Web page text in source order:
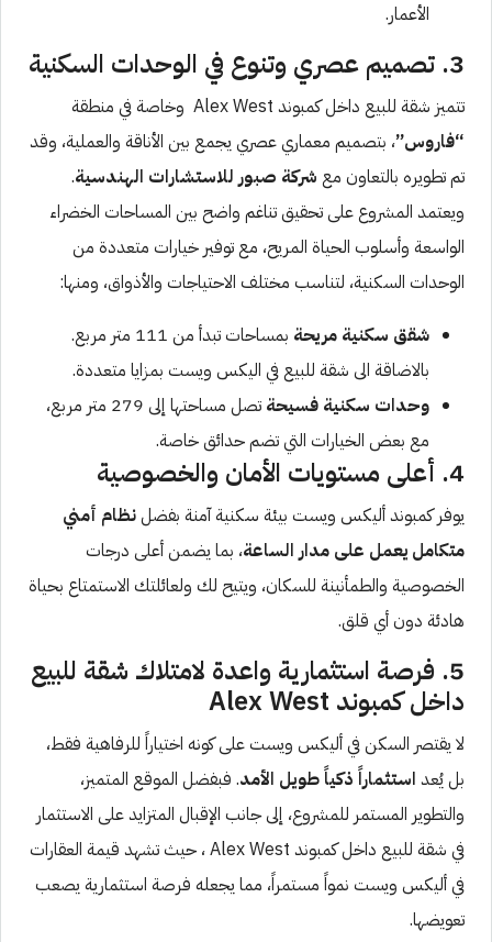
الأعمار.
3. تصميم عصري وتنوع في الوحدات السكنية
تتميز شقة للبيع داخل كمبوند Alex West وخاصة في منطقة
“فاروس”، بتصميم معماري عصري يجمع بين الأناقة والعملية، وقد
تم تطويره بالتعاون مع شركة صبور للاستشارات الهندسية.
ويعتمد المشروع على تحقيق تناغم واضح بين المساحات الخضراء
الواسعة وأسلوب الحياة المريح، مع توفير خيارات متعددة من
الوحدات السكنية، لتناسب مختلف الاحتياجات والأذواق، ومنها:
شقق سكنية مريحة
بمساحات تبدأ من 111 متر مربع.
بالاضاقة الى شقة للبيع في اليكس ويست بمزايا متعددة.
وحدات سكنية فسيحة
تصل مساحتها إلى 279 متر مربع،
مع بعض الخيارات التي تضم حدائق خاصة.
4. أعلى مستويات الأمان والخصوصية
يوفر كمبوند أليكس ويست بيئة سكنية آمنة بفضلنظام أمني
متكامل يعمل على مدار الساعة، بما يضمن أعلى درجات
الخصوصية والطمأنينة للسكان، ويتيح لك ولعائلتك الاستمتاع بحياة
هادئة دون أي قلق.
5. فرصة استثمارية واعدة لامتلاك شقة للبيع
داخل كمبوند Alex West
لا يقتصر السكن في أليكس ويست على كونه اختياراً للرفاهية فقط،
بل يُعد استثماراً ذكياً طويل الأمد. فبفضل الموقع المتميز،
والتطوير المستمر للمشروع، إلى جانب الإقبال المتزايد على الاستثمار
في شقة للبيع داخل كمبوند Alex West ، حيث تشهد قيمة العقارات
في أليكس ويست نمواً مستمراً، مما يجعله فرصة استثمارية يصعب
تعويضها.